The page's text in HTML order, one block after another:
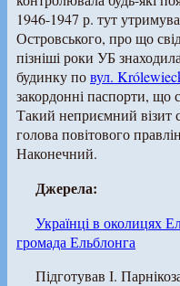
1946-1947 р. тут
Островського, про що
пізніші роки УБ
будинку повул.
закордонні паспорти, що
Такий неприємний візит
голова повітового
Наконечний.
Джерела:
Українці в околицях
громада Ельблонга
Підготував І.